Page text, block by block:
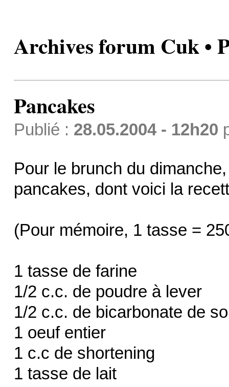
Archives forum Cuk •
Pancakes
Publié : 28.05.2004 - 12h20
Pour le brunch du
pancakes, dont voici la
(Pour mémoire, 1 tasse =
1 tasse de farine
1/2 c.c. de poudre à lever
1/2 c.c. de bicarbonate de
1 oeuf entier
1 c.c de shortening
1 tasse de lait